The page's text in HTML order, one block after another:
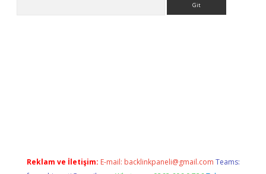
Reklam ve İletişim: E-mail: backlinkpaneli@gmail.com Teams: